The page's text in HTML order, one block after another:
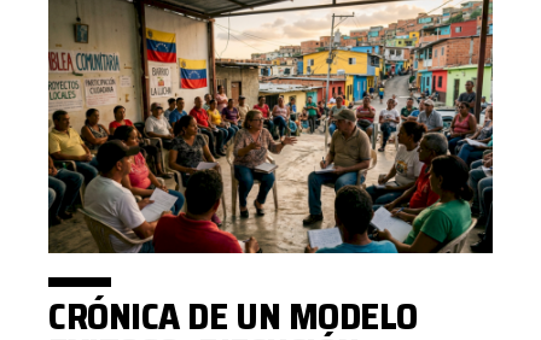
CRÓNICA DE UN MODELO